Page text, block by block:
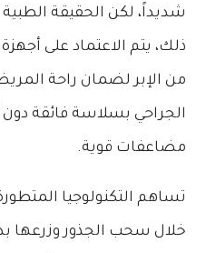
شديداً، لكن الحقيقة
ذلك، يتم الاعتماد على
من الإبر لضمان راحة
الجراحي بسلاسة فائقة
مضاعفات قوية.
تساهم التكنولوجيا
خلال سحب الجذور وزرعها